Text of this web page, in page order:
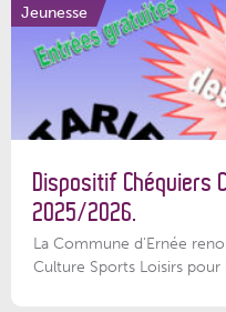
Jeunesse
Dispositif Chéquiers
2025/2026.
La Commune d'Ernée
Culture Sports Loisirs pour